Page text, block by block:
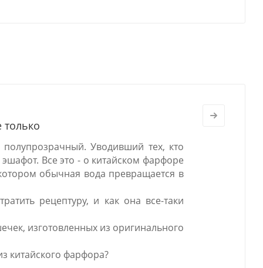
только
Уводивший тех, кто
Все это - о китайском фарфоре
обычная вода превращается в
рецептуру, и как она все-таки
изготовленных из оригинального
китайского фарфора?